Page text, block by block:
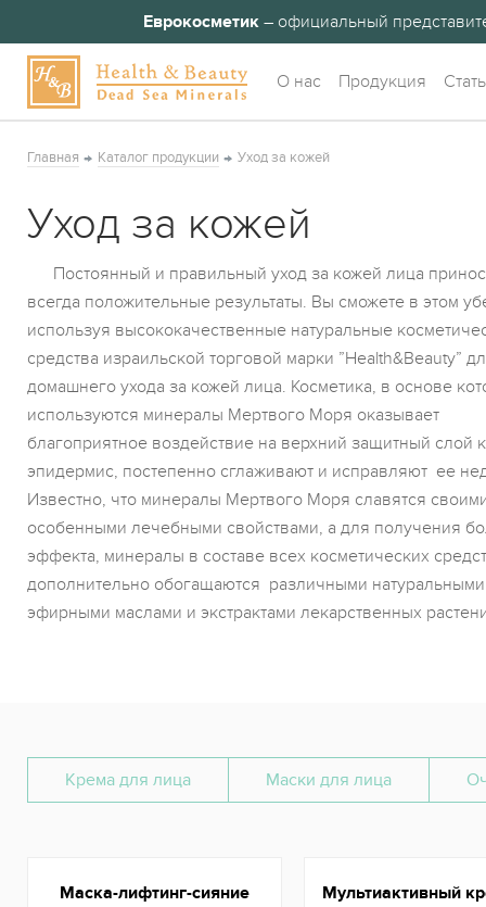
Еврокосметик– официальный
О нас Продукция
Главная Каталог продукции Уход за кожей
Уход за кожей
Постоянный и правильный уход за кожей лица
всегда положительные результаты. Вы сможете в этом
используя высококачественные натуральные
средства израильской торговой марки ”Health&Beauty”
домашнего ухода за кожей лица. Косметика, в основе
используются минералы Мертвого Моря оказывает
благоприятное воздействие на верхний защитный слой
эпидермис, постепенно сглаживают и исправляют ее
Известно, что минералы Мертвого Моря славятся
особенными лечебными свойствами, а для получения
эффекта, минералы в составе всех косметических
дополнительно обогащаются различными натуральными
эфирными маслами и экстрактами лекарственных
Крема для лица Маски для лица
Маска-лифтинг-сияние
Мультиактивный